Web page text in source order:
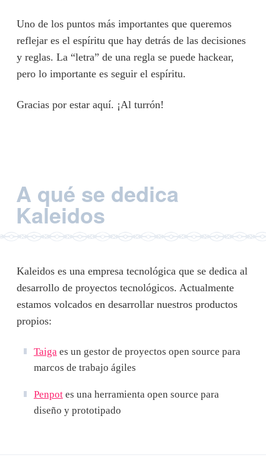
Uno de los puntos más importantes que queremos
reflejar es el espíritu que hay detrás de las decisiones
y reglas. La “letra” de una regla se puede hackear,
pero lo importante es seguir el espíritu.
Gracias por estar aquí. ¡Al turrón!
A qué se dedica
Kaleidos
Kaleidos es una empresa tecnológica que se dedica al
desarrollo de proyectos tecnológicos. Actualmente
estamos volcados en desarrollar nuestros productos
propios:
Taigaes un gestor de proyectos open source para
marcos de trabajo ágiles
Penpotes una herramienta open source para
diseño y prototipado